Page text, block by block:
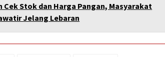
Cek Stok dan Harga Pangan, Masyarakat
Jelang Lebaran